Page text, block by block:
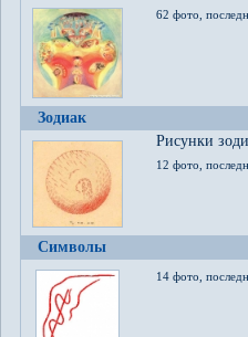
62 фото,
Зодиак
Рисунки
12 фото,
Символы
14 фото,